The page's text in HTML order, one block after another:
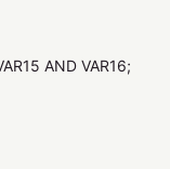
AND VAR16;